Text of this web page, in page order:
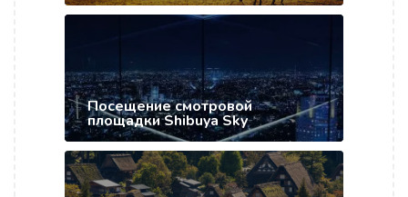
Посещение смотровой
площадки Shibuya Sky